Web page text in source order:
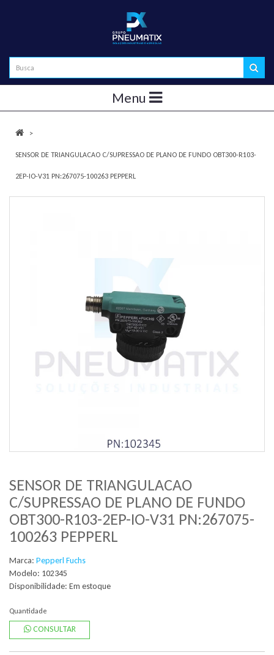
Menu
SENSOR DE TRIANGULACAO C/SUPRESSAO DE PLANO DE FUNDO OBT300-R103-
2EP-IO-V31 PN:267075-100263 PEPPERL
SENSOR DE TRIANGULACAO
C/SUPRESSAO DE PLANO DE FUNDO
OBT300-R103-2EP-IO-V31 PN:267075-
100263 PEPPERL
Marca: Pepperl Fuchs
Modelo: 102345
Disponibilidade: Em estoque
Quantidade
CONSULTAR